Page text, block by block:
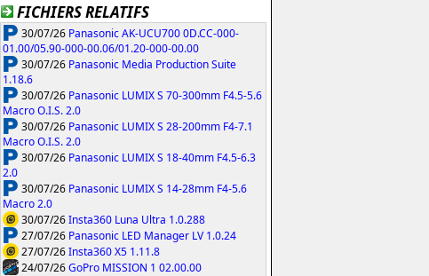
FICHIERS RELATIFS
30/07/26 Panasonic AK-UCU700 0D.CC-000-
01.00/05.90-000-00.06/01.20-000-00.00
30/07/26 Panasonic Media Production Suite
1.18.6
30/07/26 Panasonic LUMIX S 70-300mm F4.5-5.6
Macro O.I.S. 2.0
30/07/26 Panasonic LUMIX S 28-200mm F4-7.1
Macro O.I.S. 2.0
30/07/26 Panasonic LUMIX S 18-40mm F4.5-6.3
2.0
30/07/26 Panasonic LUMIX S 14-28mm F4-5.6
Macro 2.0
30/07/26Insta360 Luna Ultra 1.0.288
27/07/26 Panasonic LED Manager LV 1.0.24
27/07/26Insta360 X5 1.11.8
24/07/26GoPro MISSION 1 02.00.00